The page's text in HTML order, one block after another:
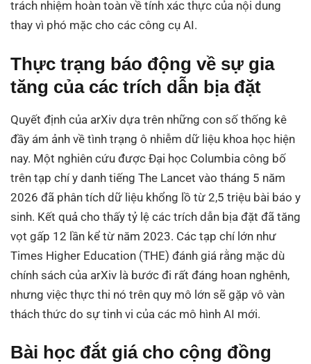
trách nhiệm hoàn toàn về tính xác thực của nội dung
thay vì phó mặc cho các công cụ AI.
Thực trạng báo động về sự gia
tăng của các trích dẫn bịa đặt
Quyết định của arXiv dựa trên những con số thống kê
đầy ám ảnh về tình trạng ô nhiễm dữ liệu khoa học hiện
nay. Một nghiên cứu được Đại học Columbia công bố
trên tạp chí y danh tiếng The Lancet vào tháng 5 năm
2026 đã phân tích dữ liệu khổng lồ từ 2,5 triệu bài báo y
sinh. Kết quả cho thấy tỷ lệ các trích dẫn bịa đặt đã tăng
vọt gấp 12 lần kể từ năm 2023. Các tạp chí lớn như
Times Higher Education (THE) đánh giá rằng mặc dù
chính sách của arXiv là bước đi rất đáng hoan nghênh,
nhưng việc thực thi nó trên quy mô lớn sẽ gặp vô vàn
thách thức do sự tinh vi của các mô hình AI mới.
Bài học đắt giá cho cộng đồng